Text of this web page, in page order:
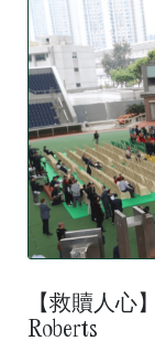
【救贖人心
Roberts